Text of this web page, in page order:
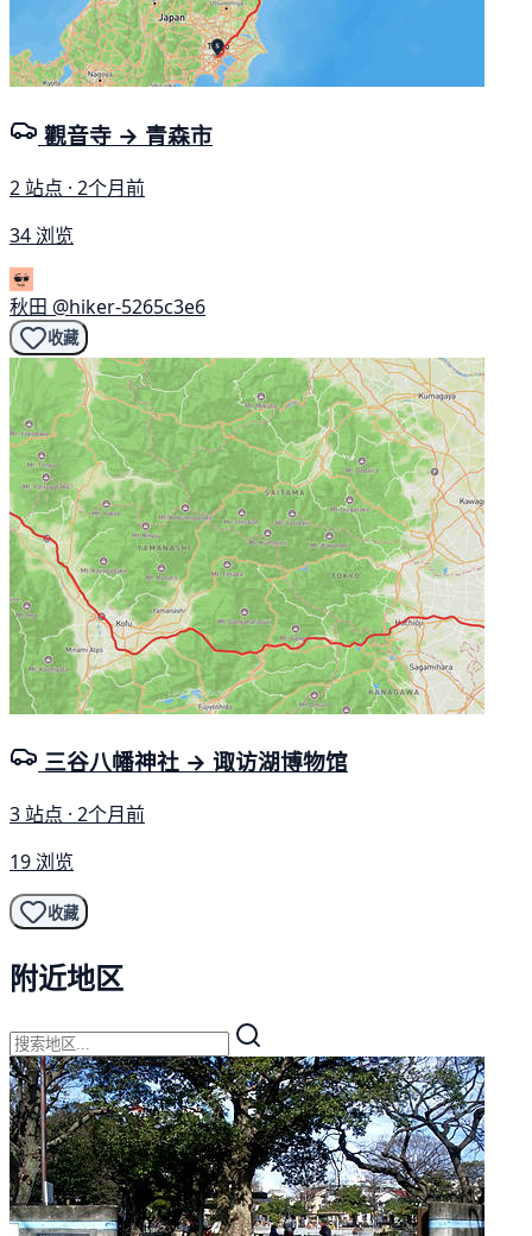
觀音寺 → 青森市
2 站点 · 2个月前
34 浏览
秋田 @hiker-5265c3e6
收藏
三谷八幡神社 → 诹访湖博物馆
3 站点 · 2个月前
19 浏览
收藏
附近地区